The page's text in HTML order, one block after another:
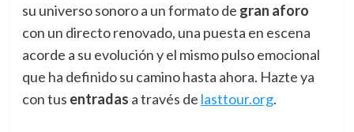
su universo sonoro a un formato de gran aforo
con un directo renovado, una puesta en escena
acorde a su evolución y el mismo pulso emocional
que ha definido su camino hasta ahora. Hazte ya
con tus entradas a través de lasttour.org.